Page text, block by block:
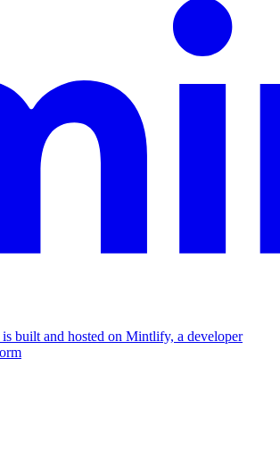
built and hosted on Mintlify, a developer